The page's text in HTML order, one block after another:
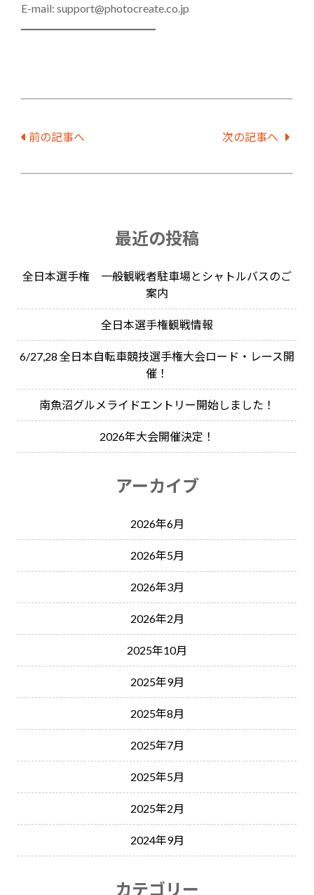
E-mail: support@photocreate.co.jp
━━━━━━━━━━━━
前の記事へ 次の記事へ
最近の投稿
全日本選手権 一般観戦者駐車場とシャトルバスのご
案内
全日本選手権観戦情報
6/27,28 全日本自転車競技選手権大会ロード・レース開
催！
南魚沼グルメライドエントリー開始しました！
2026年大会開催決定！
アーカイブ
2026年6月
2026年5月
2026年3月
2026年2月
2025年10月
2025年9月
2025年8月
2025年7月
2025年5月
2025年2月
2024年9月
カテゴリー